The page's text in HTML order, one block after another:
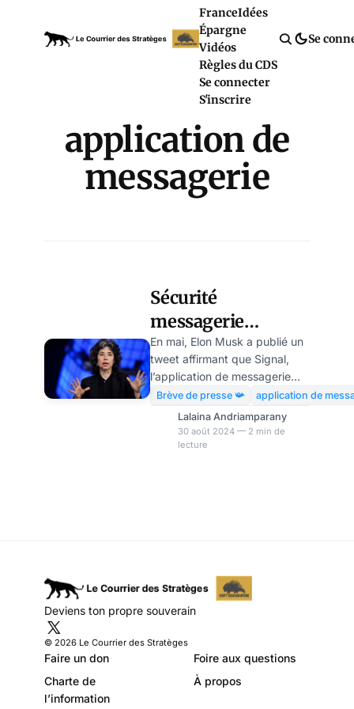
FranceIdées
Épargne
Vidéos
Règles du CDS
Se connecter
S'inscrire
Se
application de
messagerie
Sécurité
messagerie
SIGNAL : comment
Meredith
Whittaker a géré
les critiques de
Musk
En mai, Elon Musk a publié un
tweet affirmant que Signal,
l’application de messagerie
réputée pour son chiffrement
de bout en bout, présentait
des « vulnérabilités connues »
dans son système. Cette
spécialiste de l’éthique de
l’intelligence artificielle (IA),de
la vie privée en ligne et de la
gouvernance d’Internet
Brève de presse 📯
application de
Lalaina Andriamparany
30 août 2024 — 2 min de
lecture
Deviens ton propre souverain
© 2026 Le Courrier des Stratèges
Faire un don
Foire aux questions
Charte de
l’information
À propos